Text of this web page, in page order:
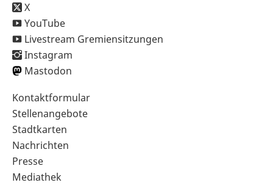
X
YouTube
Livestream Gremiensitzungen
Instagram
Mastodon
Sekundärnavigation
im
Fußbereich
Kontaktformular
Stellenangebote
Stadtkarten
Nachrichten
Presse
Mediathek